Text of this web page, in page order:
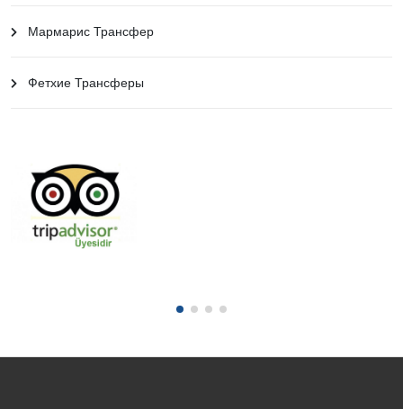
Мармарис Трансфер
Фетхие Трансферы